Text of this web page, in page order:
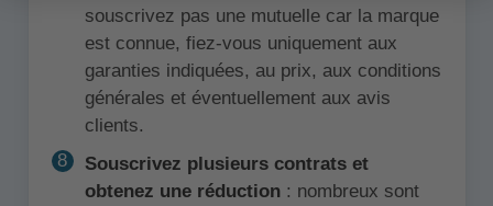
souscrivez pas une mutuelle car la marque
est connue, fiez-vous uniquement aux
garanties indiquées, au prix, aux conditions
générales et éventuellement aux avis
clients.
Souscrivez plusieurs contrats et
obtenez une réduction: nombreux sont